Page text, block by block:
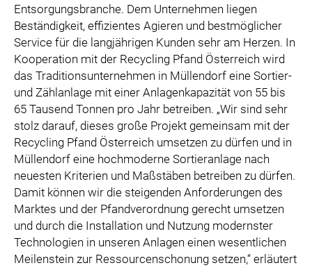
Entsorgungsbranche. Dem Unternehmen liegen
Beständigkeit, effizientes Agieren und bestmöglicher
Service für die langjährigen Kunden sehr am Herzen. In
Kooperation mit der Recycling Pfand Österreich wird
das Traditionsunternehmen in Müllendorf eine Sortier-
und Zählanlage mit einer Anlagenkapazität von 55 bis
65 Tausend Tonnen pro Jahr betreiben. „Wir sind sehr
stolz darauf, dieses große Projekt gemeinsam mit der
Recycling Pfand Österreich umsetzen zu dürfen und in
Müllendorf eine hochmoderne Sortieranlage nach
neuesten Kriterien und Maßstäben betreiben zu dürfen.
Damit können wir die steigenden Anforderungen des
Marktes und der Pfandverordnung gerecht umsetzen
und durch die Installation und Nutzung modernster
Technologien in unseren Anlagen einen wesentlichen
Meilenstein zur Ressourcenschonung setzen,“ erläutert